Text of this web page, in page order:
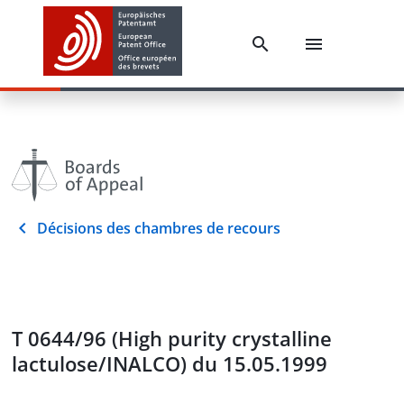
Décisions des chambres de recours
T 0644/96 (High purity crystalline
lactulose/INALCO) du 15.05.1999